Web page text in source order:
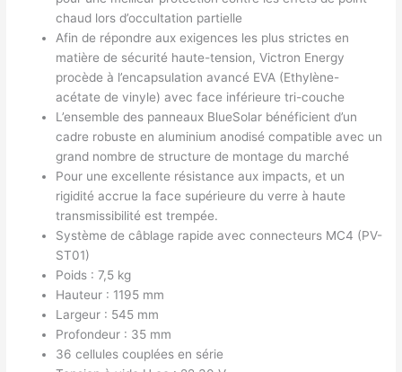
chaud lors d’occultation partielle
Afin de répondre aux exigences les plus strictes en
matière de sécurité haute-tension, Victron Energy
procède à l’encapsulation avancé EVA (Ethylène-
acétate de vinyle) avec face inférieure tri-couche
L’ensemble des panneaux BlueSolar bénéficient d’un
cadre robuste en aluminium anodisé compatible avec un
grand nombre de structure de montage du marché
Pour une excellente résistance aux impacts, et un
rigidité accrue la face supérieure du verre à haute
transmissibilité est trempée.
Système de câblage rapide avec connecteurs MC4 (PV-
ST01)
Poids : 7,5 kg
Hauteur : 1195 mm
Largeur : 545 mm
Profondeur : 35 mm
36 cellules couplées en série